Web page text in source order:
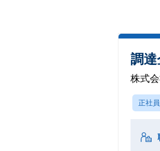
調達
株式
正社